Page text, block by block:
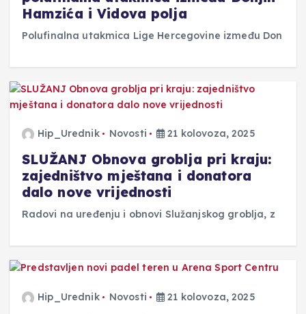
Hamzića i Vidova polja
Polufinalna utakmica Lige Hercegovine između Don
Hip_Urednik Novosti 21 kolovoza, 2025
SLUŽANJ Obnova groblja pri kraju:
zajedništvo mještana i donatora
dalo nove vrijednosti
Radovi na uređenju i obnovi Služanjskog groblja, z
Hip_Urednik Novosti 21 kolovoza, 2025